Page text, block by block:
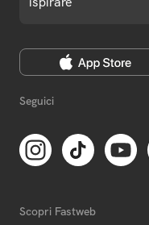
Seguici
Scopri Fastweb